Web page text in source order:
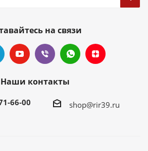
на связи
Наши контакты
66-00 shop@rir39.ru